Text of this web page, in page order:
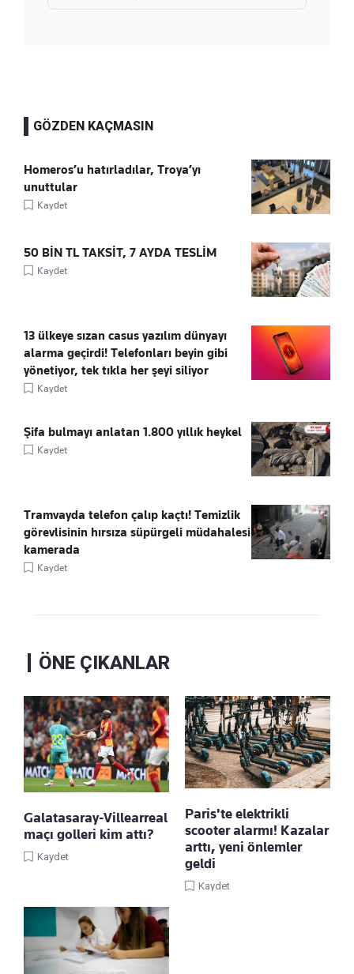
GÖZDEN KAÇMASIN
Homeros’u hatırladılar, Troya’yı
unuttular
Kaydet
50 BİN TL TAKSİT, 7 AYDA TESLİM
Kaydet
13 ülkeye sızan casus yazılım dünyayı
alarma geçirdi! Telefonları beyin gibi
yönetiyor, tek tıkla her şeyi siliyor
Kaydet
Şifa bulmayı anlatan 1.800 yıllık heykel
Kaydet
Tramvayda telefon çalıp kaçtı! Temizlik
görevlisinin hırsıza süpürgeli müdahalesi
kamerada
Kaydet
ÖNE ÇIKANLAR
Galatasaray-Villearreal
maçı golleri kim attı?
Kaydet
Paris'te elektrikli
scooter alarmı! Kazalar
arttı, yeni önlemler
geldi
Kaydet